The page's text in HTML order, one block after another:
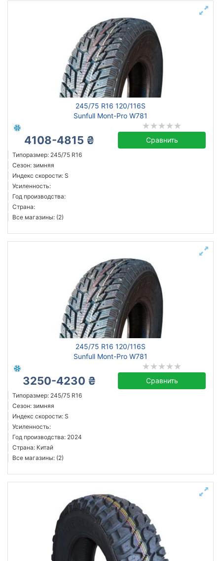
245/75 R16 120/116S
Sunfull Mont-Pro W781
4108-4815 ₴ Сравнить
Типоразмер: 245/75 R16
Сезон: зимняя
Индекс скорости: S
Усиленность:
Год производства:
Страна:
Все магазины: (2)
245/75 R16 120/116S
Sunfull Mont-Pro W781
3250-4230 ₴ Сравнить
Типоразмер: 245/75 R16
Сезон: зимняя
Индекс скорости: S
Усиленность:
Год производства: 2024
Страна: Китай
Все магазины: (2)